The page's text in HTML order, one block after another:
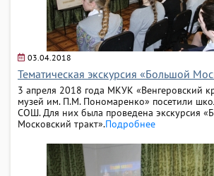
03.04.2018
Тематическая экскурсия «Большой
3 апреля 2018 года МКУК «Венгеровский
музей им. П.М. Пономаренко» посетили
СОШ. Для них была проведена экскурсия
Московский тракт».Подробнее